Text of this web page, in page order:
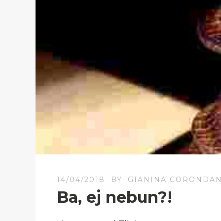
14/04/2018 BY GIANINA
Ba, ej nebun?!